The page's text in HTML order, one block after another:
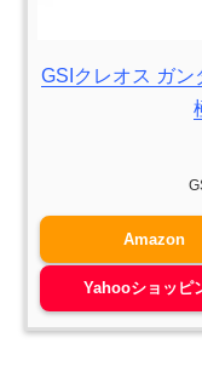
GSIクレオス ガ
Amazon
Yahooショッピ